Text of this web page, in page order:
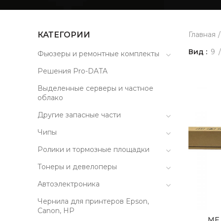
Главная
Вид
9
КАТЕГОРИИ
Фьюзеры и ремонтные комплекты
Решения Pro-DATA
Выделенные серверы и частное
облако
Другие запасные части
Чипы
Ролики и тормозные площадки
Тонеры и девелоперы
Автоэлектроника
Чернила для принтеров Epson,
Canon, HP